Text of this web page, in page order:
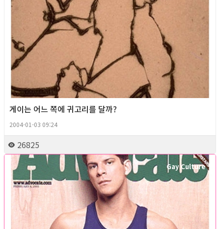
게이는 어느 쪽에 귀고리를 달까?
2004-01-03 09:24
26825
Gay Culture